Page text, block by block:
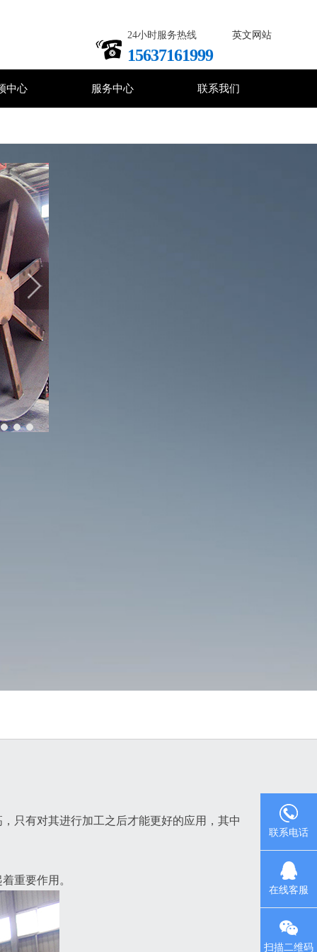
24小时服务热线 英文网站
15637161999
中心 服务中心 联系我们
只有对其进行加工之后才能更好的应用，其中
重要作用。
联系电话
在线客服
扫描二维码